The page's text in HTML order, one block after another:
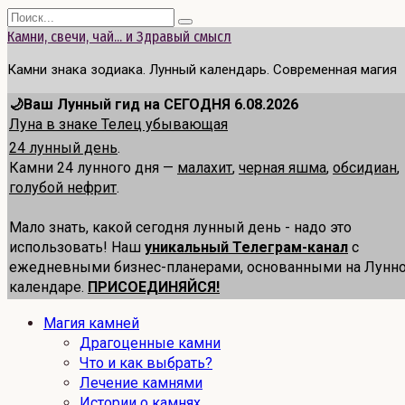
Перейти
к
Search
for:
Камни, свечи, чай... и Здравый смысл
Камни знака зодиака. Лунный календарь. Современная магия
🌙Ваш Лунный гид на СЕГОДНЯ 6.08.2026
Луна в знаке Телец убывающая
24 лунный день.
Камни 24 лунного дня — малахит, черная яшма, обсидиан,
голубой нефрит.
Мало знать, какой сегодня лунный день - надо это
использовать! Наш уникальный Телеграм-канал с
ежедневными бизнес-планерами, основанными на
календаре. ПРИСОЕДИНЯЙСЯ!
Магия камней
Драгоценные камни
Что и как выбрать?
Лечение камнями